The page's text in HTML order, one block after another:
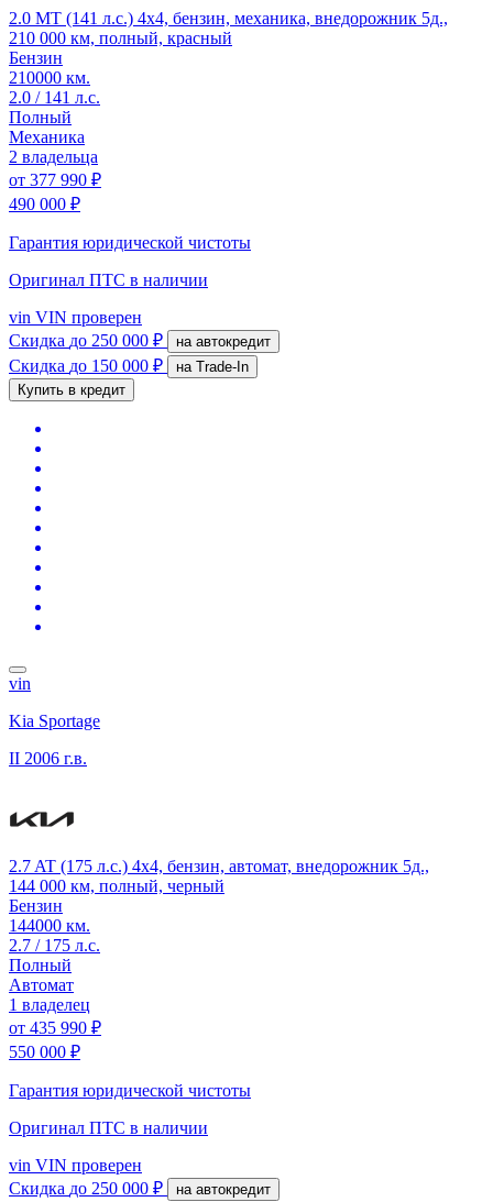
2.0 MT (141 л.с.) 4x4, бензин, механика, внедорожник 5д.,
210 000 км, полный, красный
Бензин
210000 км.
2.0 / 141 л.с.
Полный
Механика
2 владельца
от 377 990 ₽
490 000 ₽
Гарантия юридической чистоты
Оригинал ПТС в наличии
vin VIN проверен
Скидка до 250 000 ₽ на автокредит
Скидка до 150 000 ₽
на Trade-In
Купить в кредит
vin
Kia Sportage
II 2006 г.в.
2.7 AT (175 л.с.) 4x4, бензин, автомат, внедорожник 5д.,
144 000 км, полный, черный
Бензин
144000 км.
2.7 / 175 л.с.
Полный
Автомат
1 владелец
от 435 990 ₽
550 000 ₽
Гарантия юридической чистоты
Оригинал ПТС в наличии
vin VIN проверен
Скидка до 250 000 ₽ на автокредит